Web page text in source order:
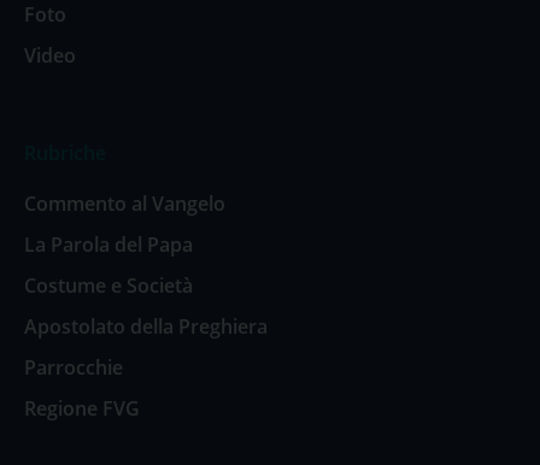
Foto
Video
Commento al Vangelo
La Parola del Papa
Costume e Società
Apostolato della Preghiera
Parrocchie
Regione FVG